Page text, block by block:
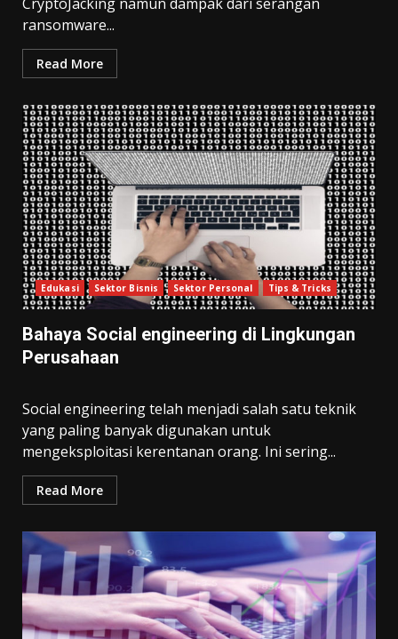
ransomware...
Read More
Edukasi Sektor Bisnis Sektor Personal Tips & Tricks
Bahaya Social engineering di Lingkungan
Perusahaan
Social engineering telah menjadi salah satu teknik
yang paling banyak digunakan untuk
mengeksploitasi kerentanan orang. Ini sering...
Read More